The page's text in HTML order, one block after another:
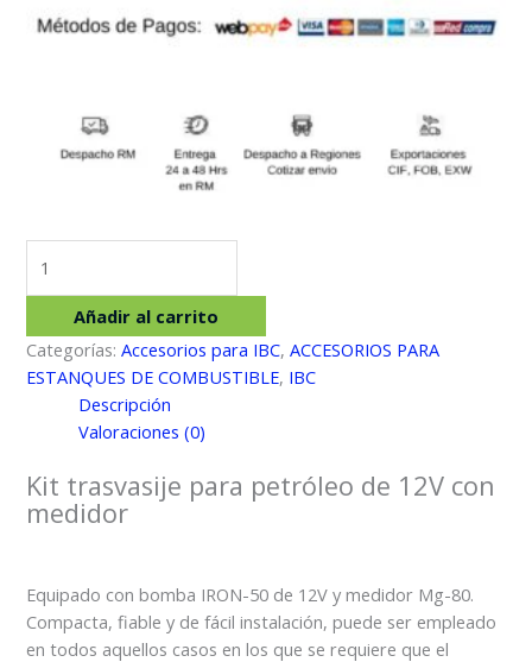
trasvasije
petróleo
de
12V
medidor
Añadir al carrito
Categorías:Accesorios para IBC,ACCESORIOS PARA
ESTANQUES DE COMBUSTIBLE, IBC
Descripción
Valoraciones (0)
Kit trasvasije para petróleo de 12V con
medidor
Equipado con bomba IRON-50 de 12V y medidor Mg-80.
Compacta, fiable y de fácil instalación, puede ser empleado
en todos aquellos casos en los que se requiere que el